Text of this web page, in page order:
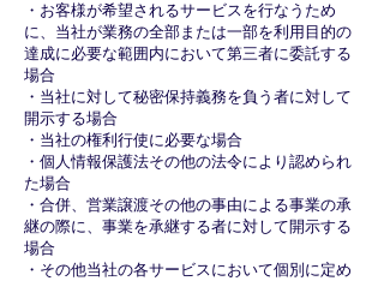
・お客様が希望されるサービスを行なうため
に、当社が業務の全部または一部を利用目的の
達成に必要な範囲内において第三者に委託する
場合
・当社に対して秘密保持義務を負う者に対して
開示する場合
・当社の権利行使に必要な場合
・個人情報保護法その他の法令により認められ
た場合
・合併、営業譲渡その他の事由による事業の承
継の際に、事業を承継する者に対して開示する
場合
・その他当社の各サービスにおいて個別に定め